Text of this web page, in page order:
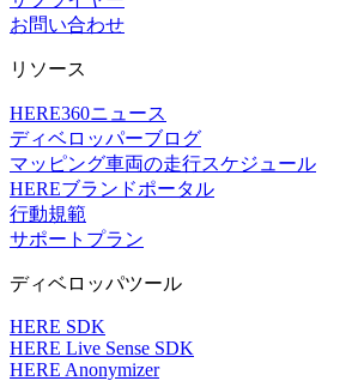
お問い合わせ
リソース
HERE360ニュース
ディベロッパーブログ
マッピング車両の走行スケジュール
HEREブランドポータル
行動規範
サポートプラン
ディベロッパツール
HERE SDK
HERE Live Sense SDK
HERE Anonymizer